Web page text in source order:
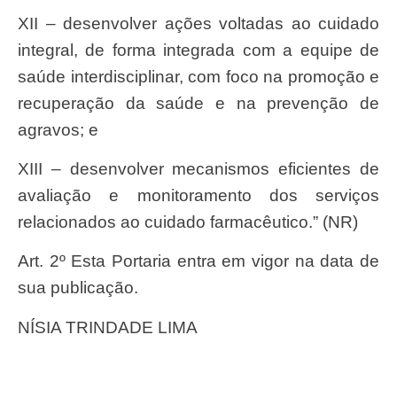
XII – desenvolver ações voltadas ao cuidado
integral, de forma integrada com a equipe de
saúde interdisciplinar, com foco na promoção e
recuperação da saúde e na prevenção de
agravos; e
XIII – desenvolver mecanismos eficientes de
avaliação e monitoramento dos serviços
relacionados ao cuidado farmacêutico.” (NR)
Art. 2º Esta Portaria entra em vigor na data de
sua publicação.
NÍSIA TRINDADE LIMA